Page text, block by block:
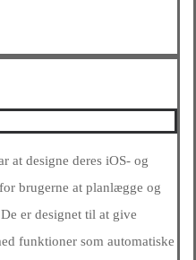
at designe deres iOS- og
brugerne at planlægge og
er designet til at give
funktioner som automatiske